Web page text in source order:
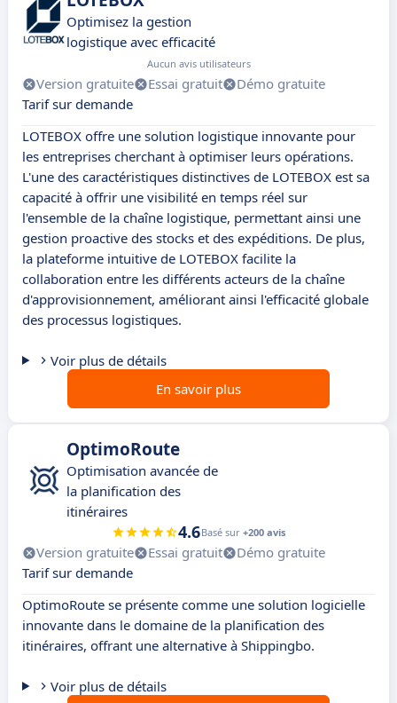
Optimisez la gestion
logistique avec efficacité
Aucun avis utilisateurs
Version gratuite Essai gratuit
Démo gratuite
Tarif sur demande
LOTEBOX offre une solution logistique innovante pour
les entreprises cherchant à optimiser leurs opérations.
L'une des caractéristiques distinctives de LOTEBOX est sa
capacité à offrir une visibilité en temps réel sur
l'ensemble de la chaîne logistique, permettant ainsi une
gestion proactive des stocks et des expéditions. De plus,
la plateforme intuitive de LOTEBOX facilite la
collaboration entre les différents acteurs de la chaîne
d'approvisionnement, améliorant ainsi l'efficacité globale
des processus logistiques.
Voir plus de détails
En savoir plus
OptimoRoute
Optimisation avancée de
la planification des
itinéraires
4.6Basé sur +200 avis
Version gratuite Essai gratuit
Démo gratuite
Tarif sur demande
OptimoRoute se présente comme une solution logicielle
innovante dans le domaine de la planification des
itinéraires, offrant une alternative à Shippingbo.
Voir plus de détails